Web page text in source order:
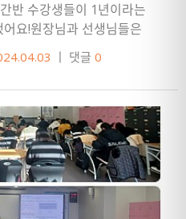
반 수강생들이 1년이라는
요!원장님과 선생님들은
, 다양한 상품, 수료 기념품
ㅣ 댓글 0